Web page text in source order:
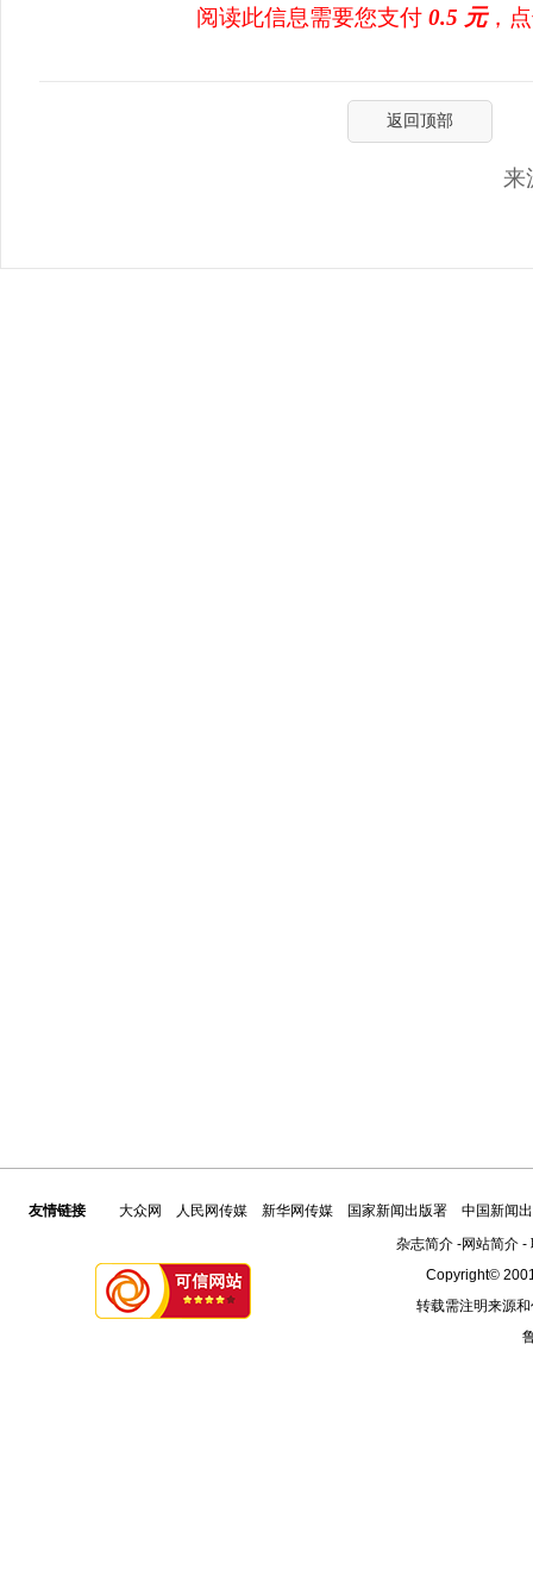
阅读此信息需要您支付 0.5 元，
返回顶部
来
友情链接 大众网 人民网传媒 新华网传媒 国家新闻出版署
中国新闻
杂志简介-网站简介-
Copyright©
转载需注明来源